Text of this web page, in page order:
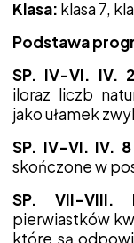
Klasa: klasa 7,
Podstawa
SP. IV-VI. IV. 2
iloraz liczb
jako ułamek
SP. IV-VI. IV. 8
skończone w
SP. VII-VIII.
pierwiastków
które są